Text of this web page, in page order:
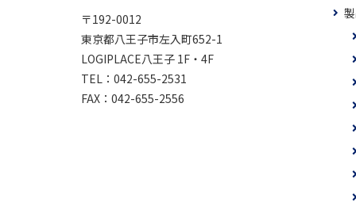
〒192-0012
東京都八王子市左入町652-1
LOGIPLACE八王子 1F・4F
TEL： 042-655-2531
FAX： 042-655-2556